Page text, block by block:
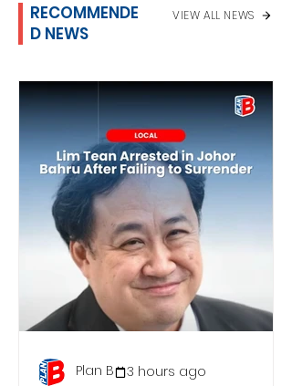
RECOMMENDE
D NEWS
VIEW ALL NEWS
Plan B 3 hours ago